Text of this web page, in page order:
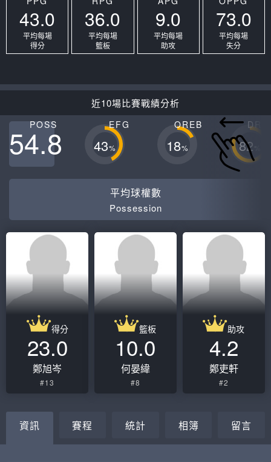
43.0
平均每場
得分
36.0
平均每場
籃板
9.0
平均每場
助攻
73.0
平均每場
失分
近10場比賽戰績分析
POSS
54.8 EFG
43%
OREB
18% 82
平均球權數
Possession
得分
23.0
鄭旭岑
#13
籃板
10.0
何晏緯
#8
助攻
4.2
鄭吏軒
#2
資訊 賽程 統計 相簿 留言